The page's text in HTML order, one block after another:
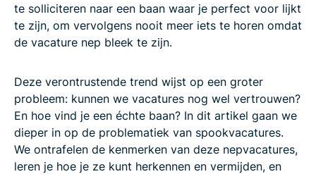
te solliciteren naar een baan waar je perfect voor lijkt
te zijn, om vervolgens nooit meer iets te horen omdat
de vacature nep bleek te zijn.
Deze verontrustende trend wijst op een groter
probleem: kunnen we vacatures nog wel vertrouwen?
En hoe vind je een échte baan? In dit artikel gaan we
dieper in op de problematiek van spookvacatures.
We ontrafelen de kenmerken van deze nepvacatures,
leren je hoe je ze kunt herkennen en vermijden, en